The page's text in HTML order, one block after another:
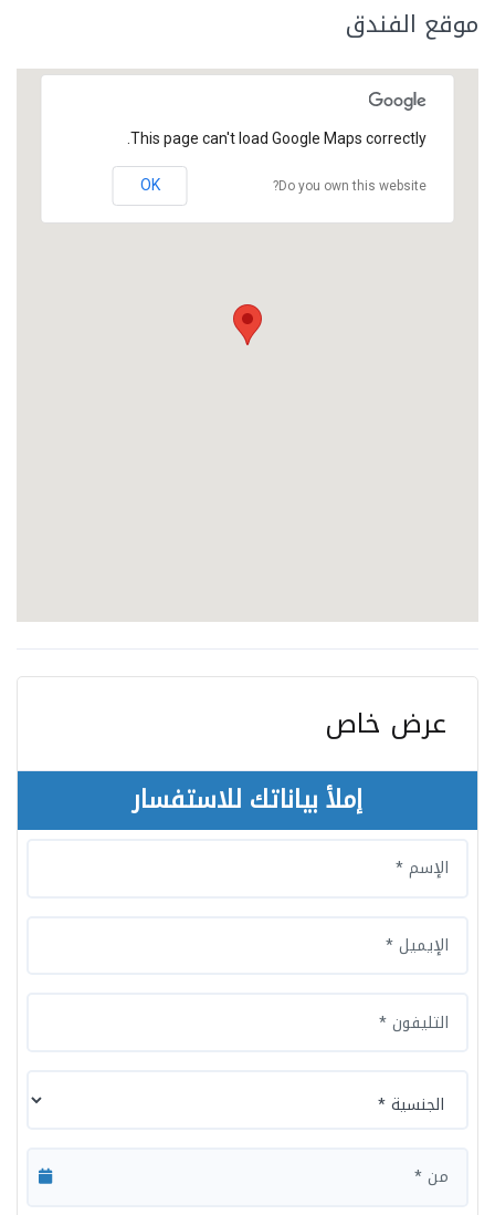
موقع الفندق
This page can't load Google Maps correctly.
Do you own this website?
OK
عرض خاص
إملأ بياناتك للاستفسار